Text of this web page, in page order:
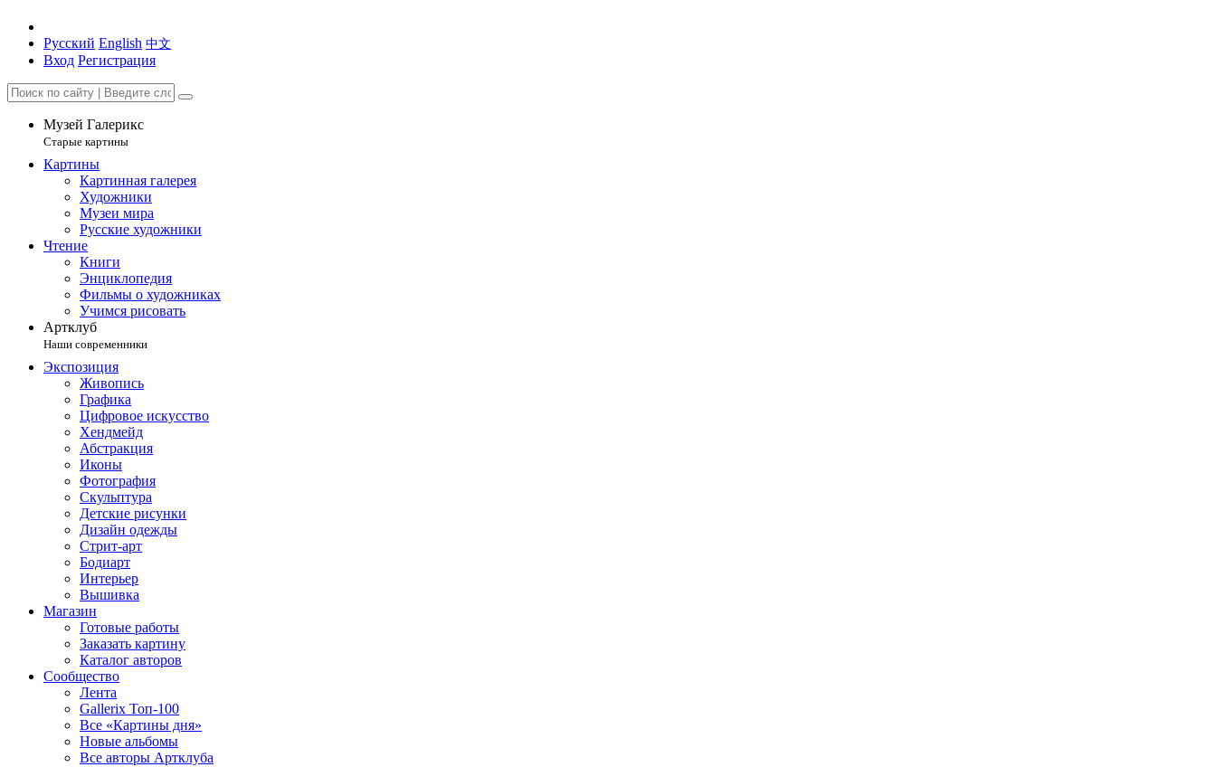
Русский English 中文
Вход Регистрация
Музей Галерикс
Старые картины
Картины
Картинная галерея
Художники
Музеи мира
Русские художники
Чтение
Книги
Энциклопедия
Фильмы о художниках
Учимся рисовать
Артклуб
Наши современники
Экспозиция
Живопись
Графика
Цифровое искусство
Хендмейд
Абстракция
Иконы
Фотография
Скульптура
Детские рисунки
Дизайн одежды
Стрит-арт
Бодиарт
Интерьер
Вышивка
Магазин
Готовые работы
Заказать картину
Каталог авторов
Сообщество
Лента
Gallerix Топ-100
Все «Картины дня»
Новые альбомы
Все авторы Артклуба